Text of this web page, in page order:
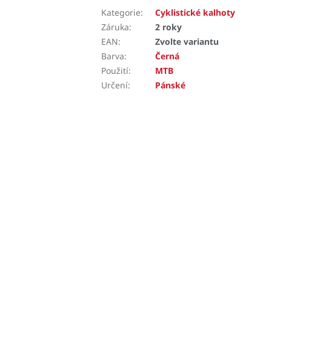
Kategorie:
Cyklistické kalhoty
Záruka:
2 roky
EAN:
Zvolte variantu
Barva:
Černá
Použití:
MTB
Určení: Pánské